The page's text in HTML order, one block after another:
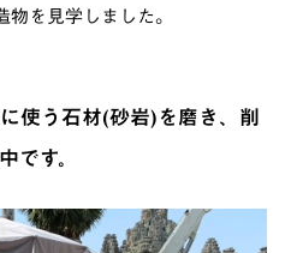
を見学しました。
使う石材(砂岩)を磨き、削
です。